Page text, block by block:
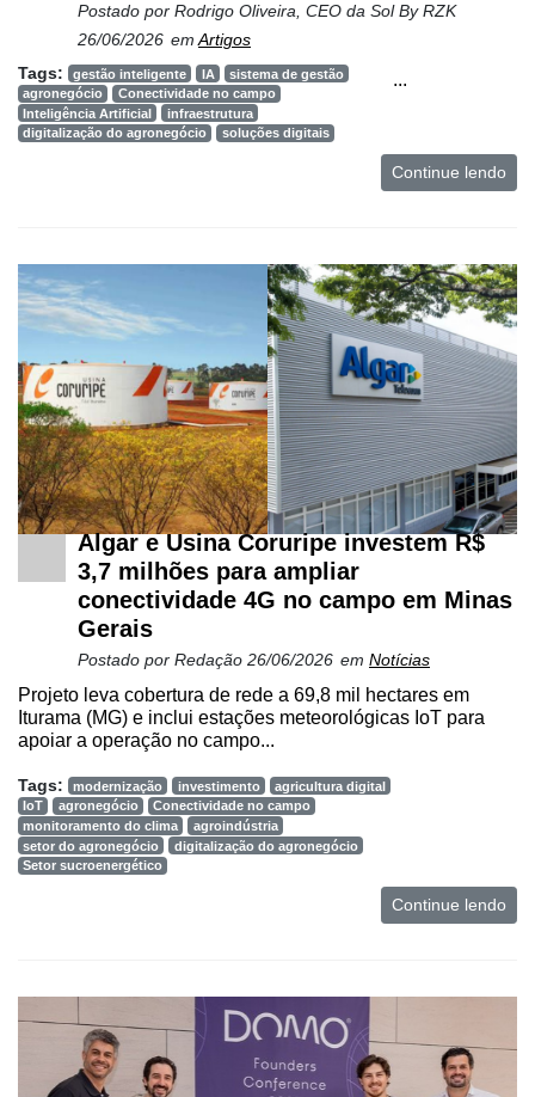
Postado por Rodrigo Oliveira, CEO da Sol By RZK
26/06/2026 em Artigos
...
Tags: gestão inteligente IA
sistema de gestão
agronegócio
Conectividade no campo
Inteligência Artificial
infraestrutura
digitalização do agronegócio
soluções digitais
Continue lendo
Algar e Usina Coruripe investem R$
3,7 milhões para ampliar
conectividade 4G no campo em Minas
Gerais
Postado por Redação 26/06/2026 em Notícias
Projeto leva cobertura de rede a 69,8 mil hectares em
Iturama (MG) e inclui estações meteorológicas IoT para
apoiar a operação no campo...
Tags: modernização investimento
agricultura digital
IoT
agronegócio
Conectividade no campo
monitoramento do clima
agroindústria
setor do agronegócio
digitalização do agronegócio
Setor sucroenergético
Continue lendo